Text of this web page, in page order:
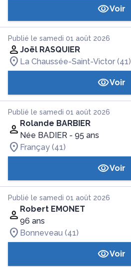
Voir
Publié le samedi 01 août 2026
Joël RASQUIER
La Chaussée-Saint-Victor (41)
Voir
Publié le samedi 01 août 2026
Rolande BARBIER
Née BADIER - 95 ans
Françay (41)
Voir
Publié le samedi 01 août 2026
Robert EMONET
96 ans
Bonneveau (41)
Voir